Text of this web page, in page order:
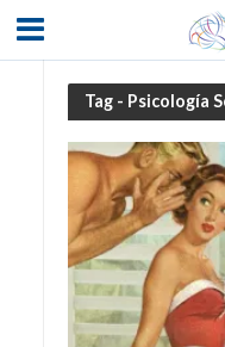
Tag - Psicología